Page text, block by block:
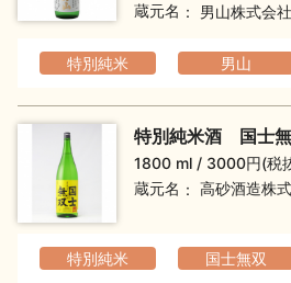
蔵元名
男山株式会社
特別純米 男山
特別純米酒 国士
1800 ml
3000円(税
蔵元名
高砂酒造株
特別純米 国士無双